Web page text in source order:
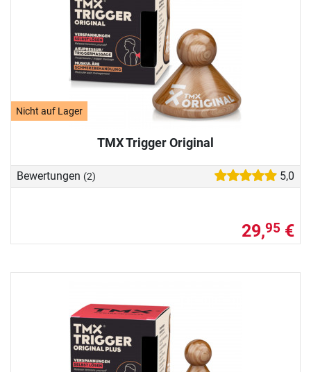
Nicht auf Lager
TMX Trigger Original
Bewertungen (2) 5,0
29,95 €